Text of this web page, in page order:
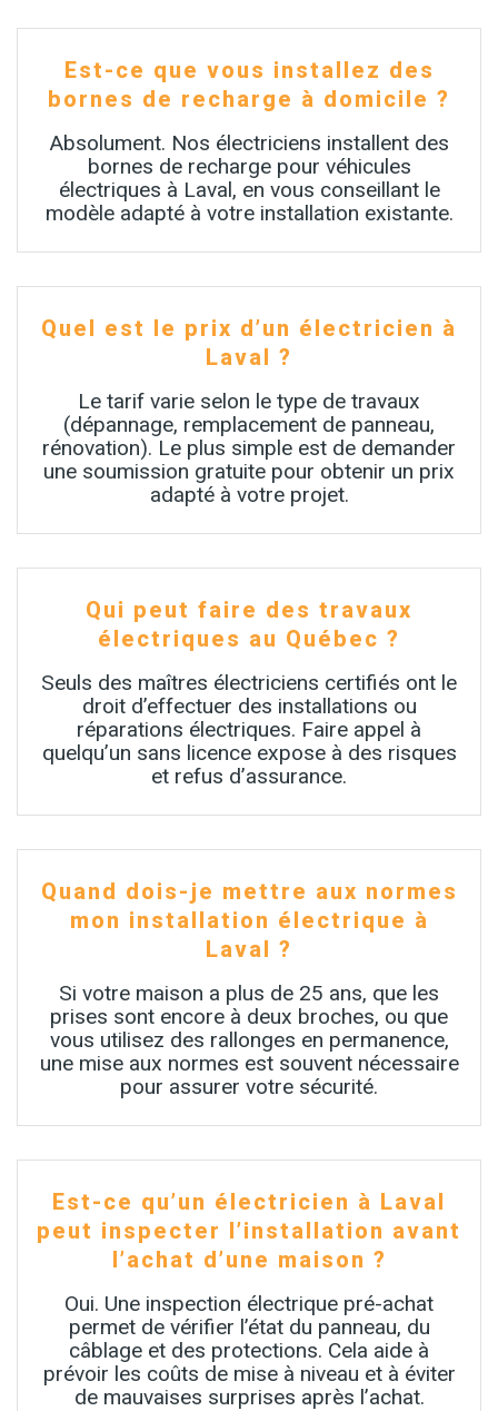
Est-ce que vous installez des
bornes de recharge à domicile ?
Absolument. Nos électriciens installent des
bornes de recharge pour véhicules
électriques à Laval, en vous conseillant le
modèle adapté à votre installation existante.
Quel est le prix d’un électricien à
Laval ?
Le tarif varie selon le type de travaux
(dépannage, remplacement de panneau,
rénovation). Le plus simple est de demander
une soumission gratuite pour obtenir un prix
adapté à votre projet.
Qui peut faire des travaux
électriques au Québec ?
Seuls des maîtres électriciens certifiés ont le
droit d’effectuer des installations ou
réparations électriques. Faire appel à
quelqu’un sans licence expose à des risques
et refus d’assurance.
Quand dois-je mettre aux normes
mon installation électrique à
Laval ?
Si votre maison a plus de 25 ans, que les
prises sont encore à deux broches, ou que
vous utilisez des rallonges en permanence,
une mise aux normes est souvent nécessaire
pour assurer votre sécurité.
Est-ce qu’un électricien à Laval
peut inspecter l’installation avant
l’achat d’une maison ?
Oui. Une inspection électrique pré-achat
permet de vérifier l’état du panneau, du
câblage et des protections. Cela aide à
prévoir les coûts de mise à niveau et à éviter
de mauvaises surprises après l’achat.